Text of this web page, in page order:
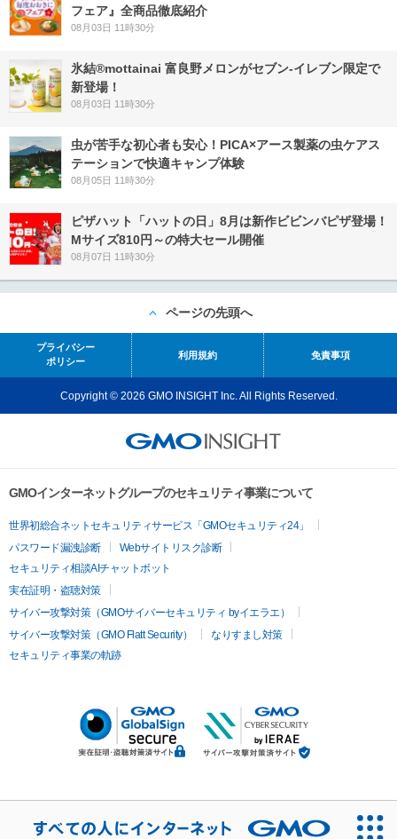
フェア』全商品徹底紹介
08月03日 11時30分
氷結®mottainai 富良野メロンがセブン‐イレブン限定で
新登場！
08月03日 11時30分
虫が苦手な初心者も安心！PICA×アース製薬の虫ケアス
テーションで快適キャンプ体験
08月05日 11時30分
ピザハット「ハットの日」8月は新作ビビンバピザ登場！
Mサイズ810円～の特大セール開催
08月07日 11時30分
ページの先頭へ
プライバシー
ポリシー
利用規約 免責事項
Copyright © 2026 GMO INSIGHT Inc. All Rights Reserved.
GMOインターネットグループのセキュリティ事業について
世界初総合ネットセキュリティサービス「GMOセキュリティ24」
パスワード漏洩診断
Webサイトリスク診断
セキュリティ相談AIチャットボット
実在証明・盗聴対策
サイバー攻撃対策（GMOサイバーセキュリティ byイエラエ）
サイバー攻撃対策（GMO Flatt Security）
なりすまし対策
セキュリティ事業の軌跡